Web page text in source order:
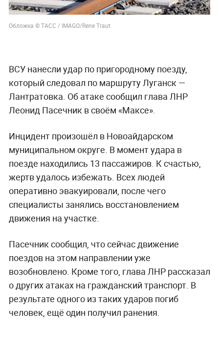
Обложка © ТАСС / IMAGO/Rene Traut
ВСУ нанесли удар по пригородному поезду,
который следовал по маршруту Луганск —
Лантратовка. Об атаке сообщил глава ЛНР
Леонид Пасечник в своём «Максе».
Инцидент произошёл в Новоайдарском
муниципальном округе. В момент удара в
поезде находились 13 пассажиров. К счастью,
жертв удалось избежать. Всех людей
оперативно эвакуировали, после чего
специалисты занялись восстановлением
движения на участке.
Пасечник сообщил, что сейчас движение
поездов на этом направлении уже
возобновлено. Кроме того, глава ЛНР рассказал
о других атаках на гражданский транспорт. В
результате одного из таких ударов погиб
человек, ещё один получил ранения.